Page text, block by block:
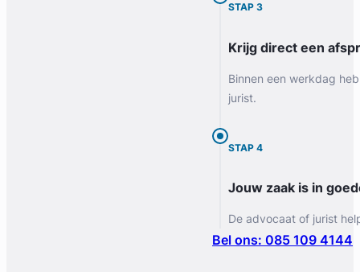
STAP 3
Krijg direct een
Binnen een werkdag
jurist.
STAP 4
Jouw zaak is in
De advocaat of jurist
Bel ons: 085 109 4144